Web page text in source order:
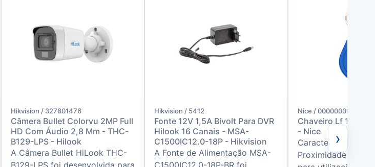
Hikvision / 327801476
Câmera Bullet Colorvu 2MP Full
HD Com Áudio 2,8 Mm - THC-
B129-LPS - Hilook
A Câmera Bullet HiLook THC-
Hikvision / 5412
Fonte 12V 1,5A Bivolt Para DVR
Hilook 16 Canais - MSA-
C1500IC12.0-18P - Hikvision
A Fonte de Alimentação MSA-
Nice /
Chaveiro Lf
- Nice
Características:O
Proximidade foi
›